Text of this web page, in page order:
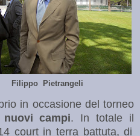
Filippo Pietrangeli
in occasione del torneo
campi. In totale il
court in terra battuta, di